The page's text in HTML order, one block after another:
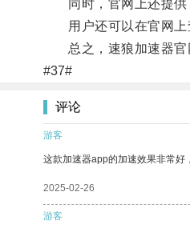
同时，官网上还提供
用户还可以在官网上
总之，速狼加速器官网
#37#
评论
游客
这款加速器app的加速效果非常好
2025-02-26
游客